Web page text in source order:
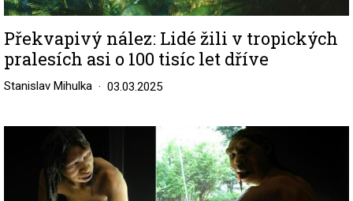
Překvapivý nález: Lidé žili v tropických
pralesích asi o 100 tisíc let dříve
Stanislav Mihulka 03.03.2025